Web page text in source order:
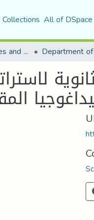
All of DSpace
Faculty of Humanities and Social Sciences Department